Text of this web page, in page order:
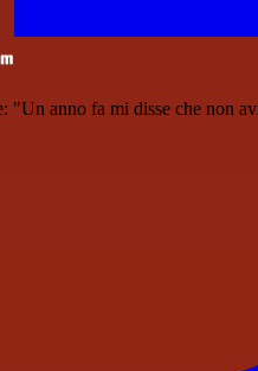
"Un anno fa mi disse che non